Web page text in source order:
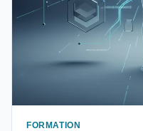
FORMATION